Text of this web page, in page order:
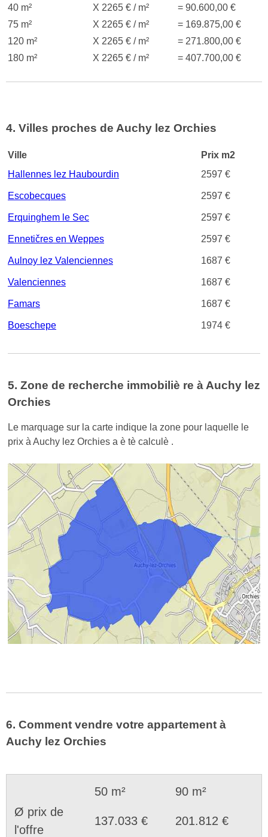
40 m² X 2265 € / m²
= 90.600,00 €
75 m²
X 2265 € / m²
= 169.875,00 €
120 m²
X 2265 € / m²
= 271.800,00 €
180 m²
X 2265 € / m² = 407.700,00 €
4. Villes proches de Auchy lez Orchies
Ville
Prix m2
Hallennes lez Haubourdin
2597 €
Escobecques 2597 €
Erquinghem le Sec 2597 €
Ennetičres en Weppes 2597 €
Aulnoy lez Valenciennes 1687 €
Valenciennes 1687 €
Famars 1687 €
Boeschepe 1974 €
5. Zone de recherche immobiliè re à Auchy lez
Orchies
Le marquage sur la carte indique la zone pour laquelle le
prix à Auchy lez Orchies a è tè calculè .
6. Comment vendre votre appartement à
Auchy lez Orchies
50 m²
90 m²
Ø prix de
l'offre
137.033 € 201.812 €